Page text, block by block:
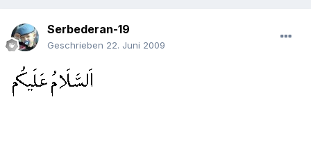
Serbederan-19
Geschrieben 22. Juni 2009